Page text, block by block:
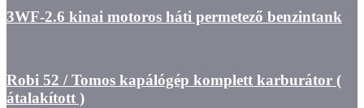
3WF-2.6 kinai motoros háti permetező benzintank
Robi 52 / Tomos kapálógép komplett karburátor (
átalakított )